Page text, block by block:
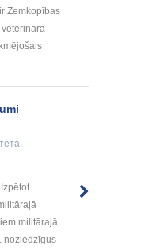
ir Zemkopības
veterinārā
. Izpētot
militārajā
noziedzīgus